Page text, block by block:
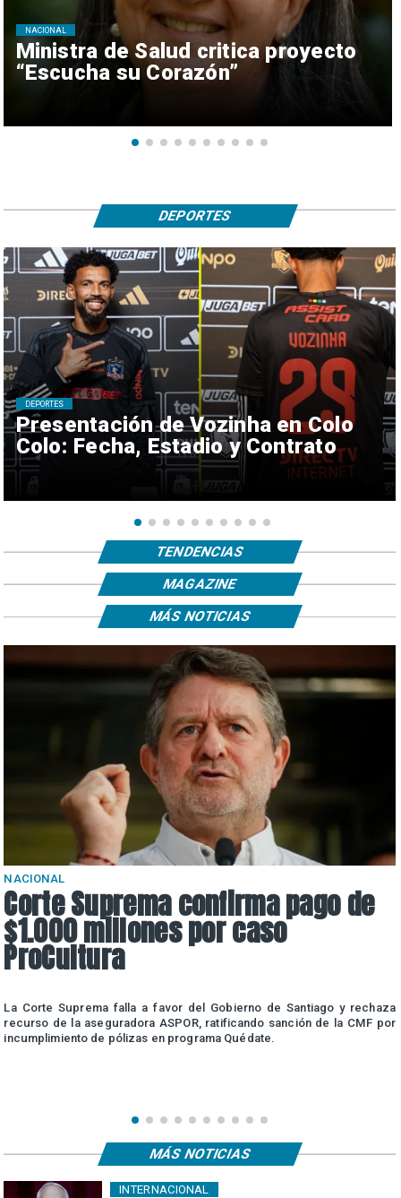
Ministra de Salud critica proyecto
“Escucha su Corazón”
NACIONAL
Presentación de Vozinha en Colo
Colo: Fecha, Estadio y Contrato
DEPORTES
DEPORTES
TENDENCIAS
MAGAZINE
NACIONAL
Corte Suprema confirma pago de
$1.000 millones por caso
ProCultura
La Corte Suprema falla a favor del Gobierno de Santiago y rechaza
recurso de la aseguradora ASPOR, ratificando sanción de la CMF por
incumplimiento de pólizas en programa Quédate.
MÁS NOTICIAS
INTERNACIONAL
MÁS NOTICIAS